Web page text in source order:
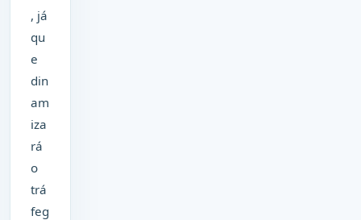
, já
qu
e
din
am
iza
rá
o
trá
feg